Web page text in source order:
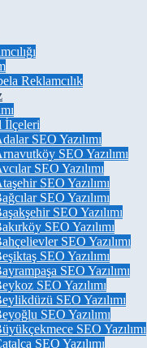
Reklamcılık
İlçeleri
SEO Yazılımı
SEO Yazılımı
SEO Yazılımı
SEO Yazılımı
SEO Yazılımı
SEO Yazılımı
SEO Yazılımı
SEO Yazılımı
SEO Yazılımı
SEO Yazılımı
SEO Yazılımı
SEO Yazılımı
SEO Yazılımı
SEO Yazılımı
SEO Yazılımı